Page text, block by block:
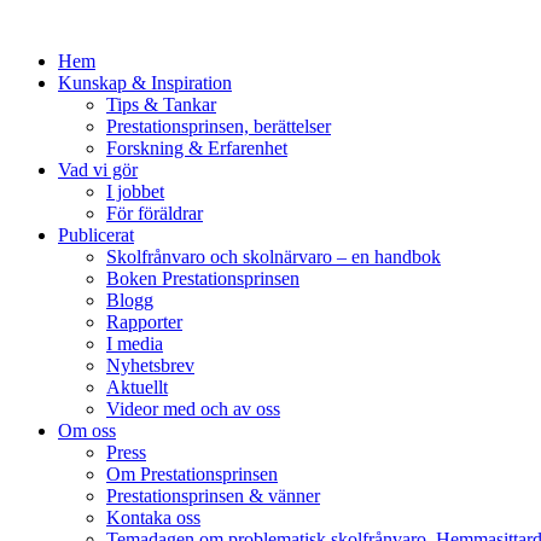
Hem
Kunskap & Inspiration
Tips & Tankar
Prestationsprinsen, berättelser
Forskning & Erfarenhet
Vad vi gör
I jobbet
För föräldrar
Publicerat
Skolfrånvaro och skolnärvaro – en handbok
Boken Prestationsprinsen
Blogg
Rapporter
I media
Nyhetsbrev
Aktuellt
Videor med och av oss
Om oss
Press
Om Prestationsprinsen
Prestationsprinsen & vänner
Kontaka oss